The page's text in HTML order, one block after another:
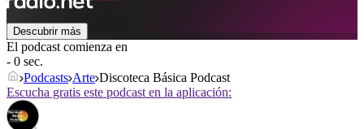
Descubrir más
El podcast comienza en
- 0 sec.
Podcasts Arte Discoteca Básica Podcast
Escucha gratis este podcast en la aplicación: